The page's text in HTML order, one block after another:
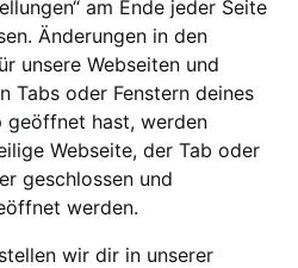
am Ende jeder Seite
Änderungen in den
unsere Webseiten und
Tabs oder Fenstern deines
geöffnet hast, werden
Webseite, der Tab oder
geschlossen und
werden.
wir dir in unserer